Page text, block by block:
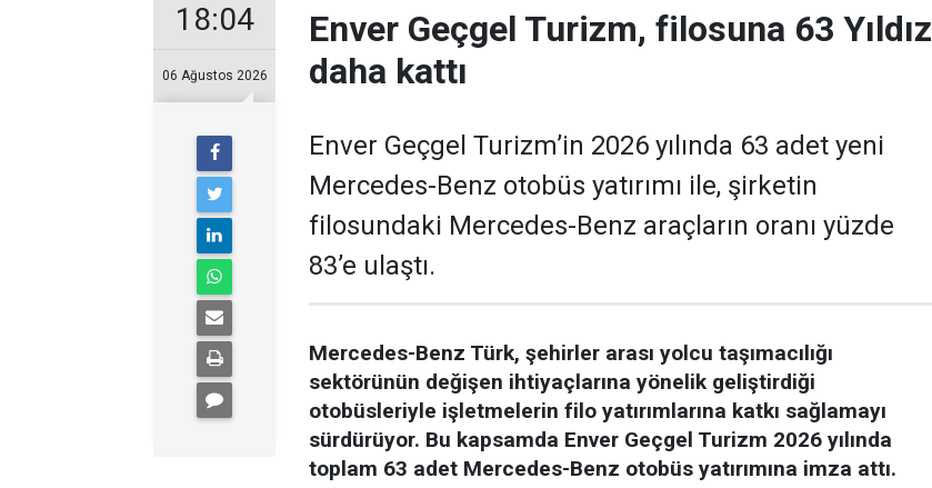
18:04
06 Ağustos 2026
Enver Geçgel Turizm, filosuna 63 Yıldız
daha kattı
Enver Geçgel Turizm’in 2026 yılında 63 adet yeni
Mercedes-Benz otobüs yatırımı ile, şirketin
filosundaki Mercedes-Benz araçların oranı yüzde
83’e ulaştı.
Mercedes-Benz Türk, şehirler arası yolcu taşımacılığı
sektörünün değişen ihtiyaçlarına yönelik geliştirdiği
otobüsleriyle işletmelerin filo yatırımlarına katkı sağlamayı
sürdürüyor. Bu kapsamda Enver Geçgel Turizm 2026 yılında
toplam 63 adet Mercedes-Benz otobüs yatırımına imza attı.